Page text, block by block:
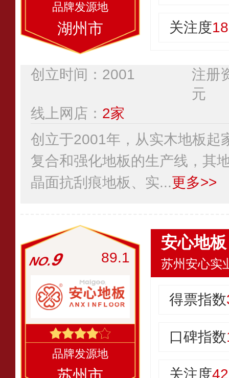
湖州市 关注度
创立时间：2001
注册
元
线上网店： 2家
创立于2001年，从实木地板起
复合和强化地板的生产线，其
晶面抗刮痕地板、实...更多>>
9 89.1
安心地板
苏州安心实
得票指数
口碑指数
关注度